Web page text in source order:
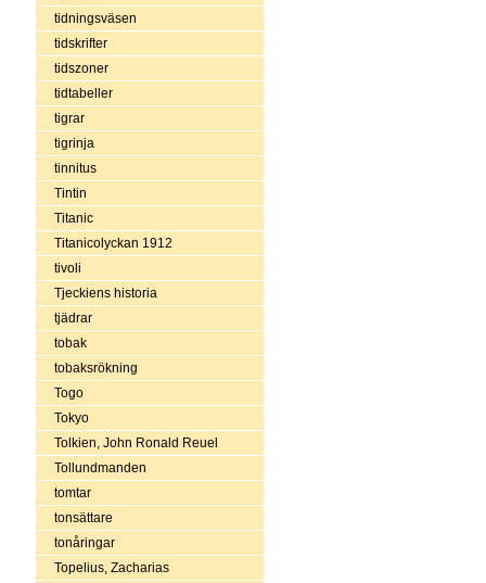
tidningsväsen
tidskrifter
tidszoner
tidtabeller
tigrar
tigrinja
tinnitus
Tintin
Titanic
Titanicolyckan 1912
tivoli
Tjeckiens historia
tjädrar
tobak
tobaksrökning
Togo
Tokyo
Tolkien, John Ronald Reuel
Tollundmanden
tomtar
tonsättare
tonåringar
Topelius, Zacharias